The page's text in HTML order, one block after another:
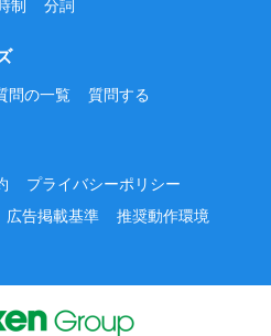
制 分詞
問の一覧 質問する
プライバシーポリシー
広告掲載基準
推奨動作環境